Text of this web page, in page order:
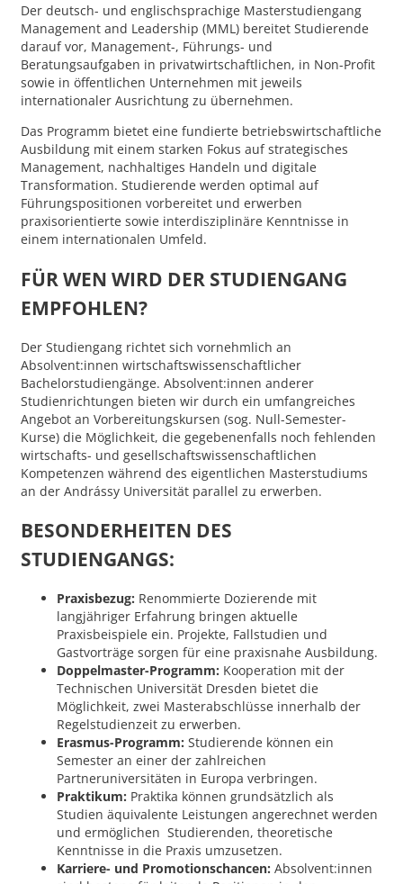
Der deutsch- und englischsprachige Masterstudiengang
Management and Leadership (MML) bereitet Studierende
darauf vor, Management-, Führungs- und
Beratungsaufgaben in privatwirtschaftlichen, in Non-Profit
sowie in öffentlichen Unternehmen mit jeweils
internationaler Ausrichtung zu übernehmen.
Das Programm bietet eine fundierte betriebswirtschaftliche
Ausbildung mit einem starken Fokus auf strategisches
Management, nachhaltiges Handeln und digitale
Transformation. Studierende werden optimal auf
Führungspositionen vorbereitet und erwerben
praxisorientierte sowie interdisziplinäre Kenntnisse in
einem internationalen Umfeld.
FÜR WEN WIRD DER STUDIENGANG
EMPFOHLEN?
Der Studiengang richtet sich vornehmlich an
Absolvent:innen wirtschaftswissenschaftlicher
Bachelorstudiengänge. Absolvent:innen anderer
Studienrichtungen bieten wir durch ein umfangreiches
Angebot an Vorbereitungskursen (sog. Null-Semester-
Kurse) die Möglichkeit, die gegebenenfalls noch fehlenden
wirtschafts- und gesellschaftswissenschaftlichen
Kompetenzen während des eigentlichen Masterstudiums
an der Andrássy Universität parallel zu erwerben.
BESONDERHEITEN DES
STUDIENGANGS:
Praxisbezug: Renommierte Dozierende mit
langjähriger Erfahrung bringen aktuelle
Praxisbeispiele ein. Projekte, Fallstudien und
Gastvorträge sorgen für eine praxisnahe Ausbildung.
Doppelmaster-Programm: Kooperation mit der
Technischen Universität Dresden bietet die
Möglichkeit, zwei Masterabschlüsse innerhalb der
Regelstudienzeit zu erwerben.
Erasmus-Programm: Studierende können ein
Semester an einer der zahlreichen
Partneruniversitäten in Europa verbringen.
Praktikum: Praktika können grundsätzlich als
Studien äquivalente Leistungen angerechnet werden
und ermöglichen Studierenden, theoretische
Kenntnisse in die Praxis umzusetzen.
Karriere- und Promotionschancen: Absolvent:innen